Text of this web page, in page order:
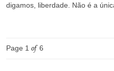
digamos, liberdade. Não é a
Page 1of6